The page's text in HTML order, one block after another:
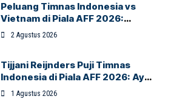
Peluang Timnas Indonesia vs
Vietnam di Piala AFF 2026:
Garuda Bidik Tiket Semifinal di
Pakansari
2 Agustus 2026
Tijjani Reijnders Puji Timnas
Indonesia di Piala AFF 2026: Ayo
Indonesia!
1 Agustus 2026